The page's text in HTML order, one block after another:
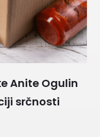
Anite Ogulin
srčnosti